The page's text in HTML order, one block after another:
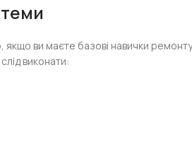
якщо ви маєте базові навички
виконати: